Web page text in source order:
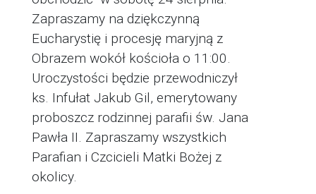
Zapraszamy na dziękczynną
Eucharystię i procesję maryjną z
Obrazem wokół kościoła o 11:00.
Uroczystości będzie przewodniczył
ks. Infułat Jakub Gil, emerytowany
proboszcz rodzinnej parafii św. Jana
Pawła II. Zapraszamy wszystkich
Parafian i Czcicieli Matki Bożej z
okolicy.